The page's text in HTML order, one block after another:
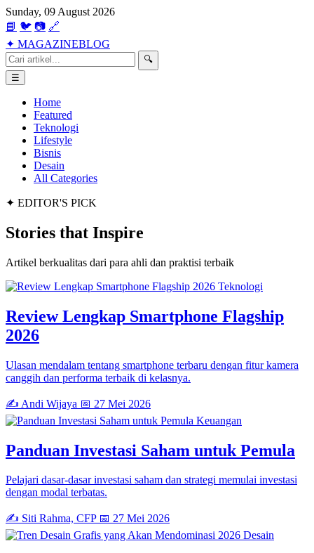
Sunday, 09 August 2026
📘 🐦 📷 🔗
✦ MAGAZINEBLOG
🔍
☰
Home
Featured
Teknologi
Lifestyle
Bisnis
Desain
All Categories
✦ EDITOR'S PICK
Stories that Inspire
Artikel berkualitas dari para ahli dan praktisi terbaik
Teknologi
Review Lengkap Smartphone Flagship
2026
Ulasan mendalam tentang smartphone terbaru dengan fitur kamera
canggih dan performa terbaik di kelasnya.
✍️ Andi Wijaya 📅 27 Mei 2026
Keuangan
Panduan Investasi Saham untuk Pemula
Pelajari dasar-dasar investasi saham dan strategi memulai investasi
dengan modal terbatas.
✍️ Siti Rahma, CFP 📅 27 Mei 2026
Desain